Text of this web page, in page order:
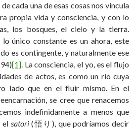
cada una de esas cosas nos vincula
propia vida y consciencia, y con lo
los bosques, el cielo y la tierra.
único constante es un ahora, este
es contingente, y naturalmente ese
[1]. La consciencia, el yo, es el flujo
de actos, es como un río cuya
lado que en el fluir mismo. En el
se cree que renacemos
indefinidamente a menos que
el satori(悟り), que podríamos decir